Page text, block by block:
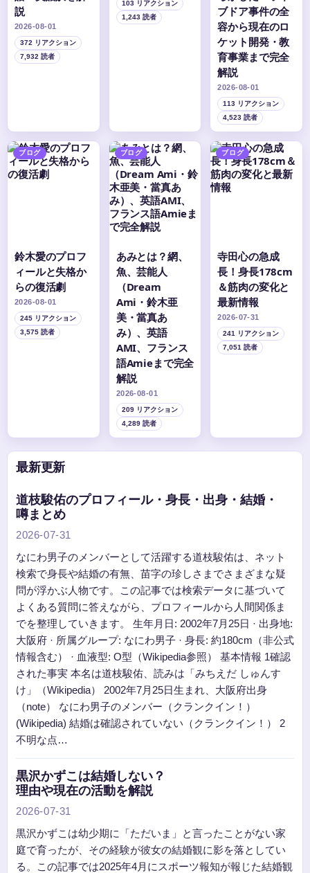
説
2026-08-01
372 リアクション
7,932 読者
103 リアクション
1,243 読者
ブドア事件の全
容から現在のロ
ケット開発・教
育事業まで完全
解説
2026-08-01
113 リアクション
4,523 読者
ブログ
鈴木愛のプロフ
ィールと失格か
らの復活劇
2026-08-01
245 リアクション
3,575 読者
ブログ
あみとは？網、
魚、芸能人
（Dream
Ami・鈴木亜
美・當真あ
み）、英語
AMI、フランス
語Amieまで完全
解説
2026-08-01
209 リアクション
4,289 読者
ブログ
寺田心の急成
長！身長178cm
＆筋肉の変化と
最新情報
2026-07-31
241 リアクション
7,051 読者
最新更新
道枝駿佑のプロフィール・身長・出身・結婚・
噂まとめ
2026-07-31
なにわ男子のメンバーとして活躍する道枝駿佑は、ネット
検索で身長や結婚の有無、苗字の珍しさまでさまざまな疑
問が浮かぶ人物です。この記事では検索データに基づいて
よくある質問に答えながら、プロフィールから人間関係ま
でを整理していきます。 生年月日: 2002年7月25日 · 出身地:
大阪府 · 所属グループ: なにわ男子 · 身長: 約180cm（非公式
情報含む） · 血液型: O型（Wikipedia参照） 基本情報 1確認
された事実 本名は道枝駿佑、読みは「みちえだ しゅんす
け」（Wikipedia） 2002年7月25日生まれ、大阪府出身
（note） なにわ男子のメンバー（クランクイン！）
(Wikipedia) 結婚は確認されていない（クランクイン！） 2
不明な点…
黒沢かずこは結婚しない？
理由や現在の活動を解説
2026-07-31
黒沢かずこは幼少期に「ただいま」と言ったことがない家
庭で育ったが、その経験が彼女の結婚観に影を落としてい
る。この記事では2025年4月にスポーツ報知が報じた結婚観